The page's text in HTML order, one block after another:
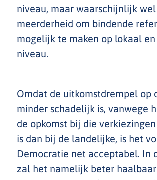
niveau, maar waarschijnlijk
meerderheid om bindende
mogelijk te maken op lokaal
niveau.
Omdat de uitkomstdrempel op
minder schadelijk is, vanwege
de opkomst bij die
is dan bij de landelijke, is het
Democratie net acceptabel. In
zal het namelijk beter